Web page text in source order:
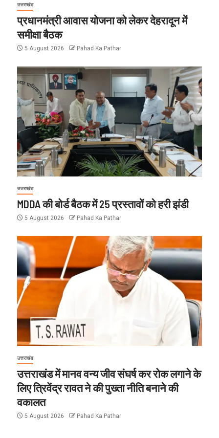
उत्तराखंड
प्रधानमंत्री आवास योजना को लेकर देहरादून में
समीक्षा बैठक
5 August 2026 Pahad Ka Pathar
उत्तराखंड
MDDA की बोर्ड बैठक में 25 प्रस्तावों को हरी झंडी
5 August 2026 Pahad Ka Pathar
उत्तराखंड
उत्तराखंड में मानव वन्य जीव संघर्ष कर रोक लगाने के
लिए त्रिवेंद्र रावत ने की पुख्ता नीति बनाने की
वकालत
5 August 2026 Pahad Ka Pathar